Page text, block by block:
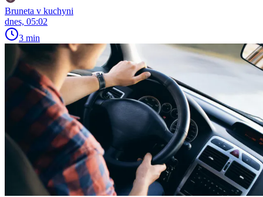
Bruneta v kuchyni
dnes, 05:02
3 min